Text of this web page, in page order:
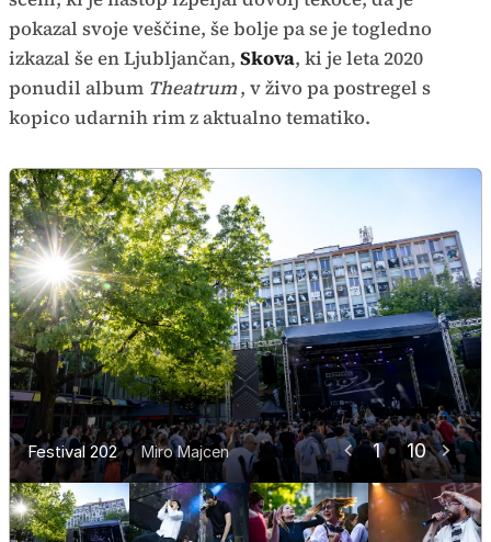
pokazal svoje veščine, še bolje pa se je togledno
izkazal še en Ljubljančan, Skova, ki je leta 2020
ponudil album Theatrum, v živo pa postregel s
kopico udarnih rim z aktualno tematiko.
1 10
Festival 202 Miro Majcen
Festival 202 Miro Majcen
Festival 202 Miro Majcen
Festival 202 Miro Majcen
Festival 202 Miro Majcen
Festival 202 Miro Majcen
Festival 202 Miro Majcen
Festival 202 Miro Majcen
Festival 202 Miro Majcen
Festival 202 Miro Majcen